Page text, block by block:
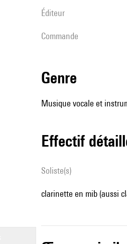
éditeur
Commande
genre
Musique vocale et
effectif
Soliste(s)
clarinette en mib (aussi